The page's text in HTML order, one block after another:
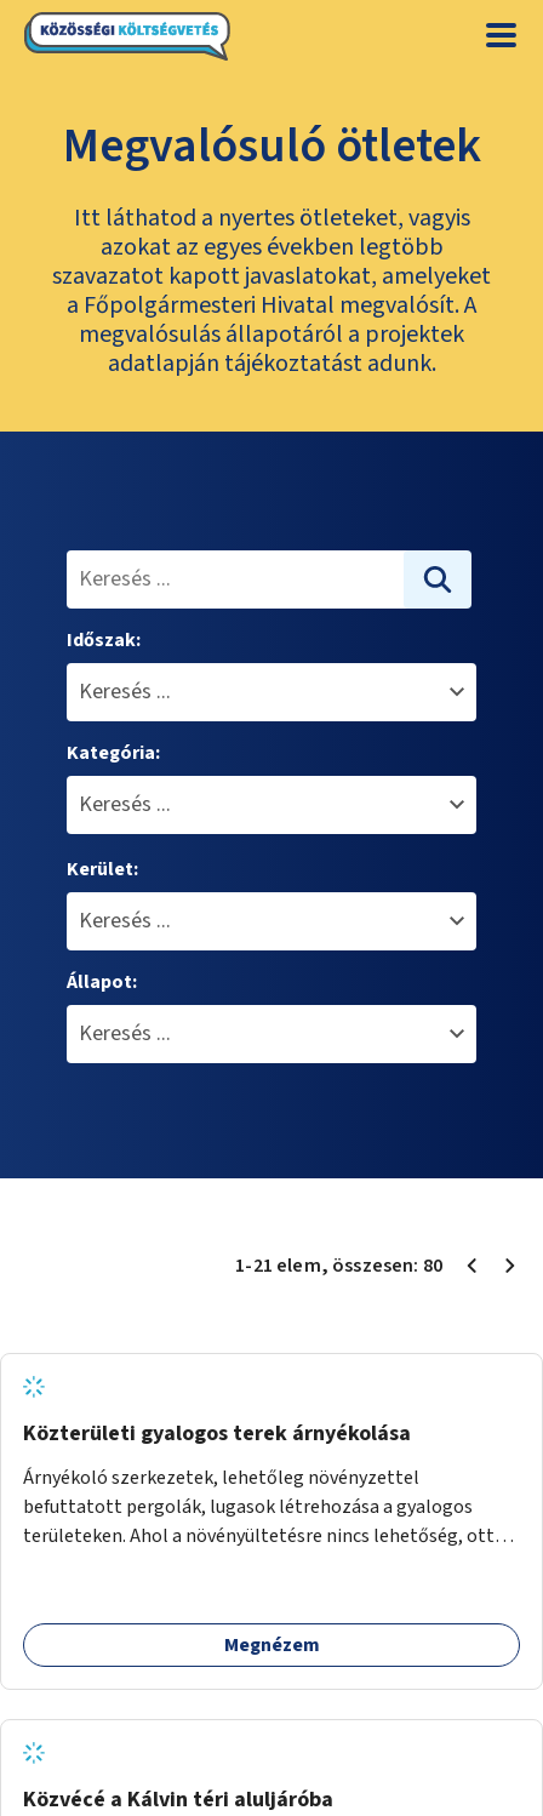
Megvalósuló ötletek
Itt láthatod a nyertes ötleteket, vagyis
azokat az egyes években legtöbb
szavazatot kapott javaslatokat, amelyeket
a Főpolgármesteri Hivatal megvalósít. A
megvalósulás állapotáról a projektek
adatlapján tájékoztatást adunk.
Időszak:
Kategória:
Kerület:
Állapot:
1-21 elem, összesen: 80
Közterületi gyalogos terek árnyékolása
Árnyékoló szerkezetek, lehetőleg növényzettel
befuttatott pergolák, lugasok létrehozása a gyalogos
területeken. Ahol a növényültetésre nincs lehetőség, ott
Megnézem
Közvécé a Kálvin téri aluljáróba